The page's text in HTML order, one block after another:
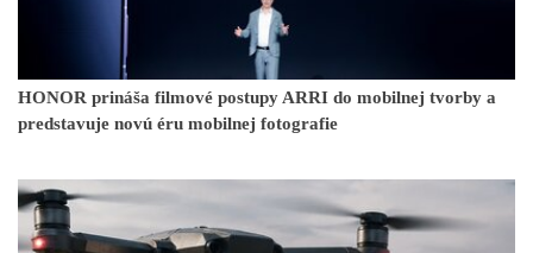
HONOR prináša filmové postupy ARRI do mobilnej tvorby a
predstavuje novú éru mobilnej fotografie